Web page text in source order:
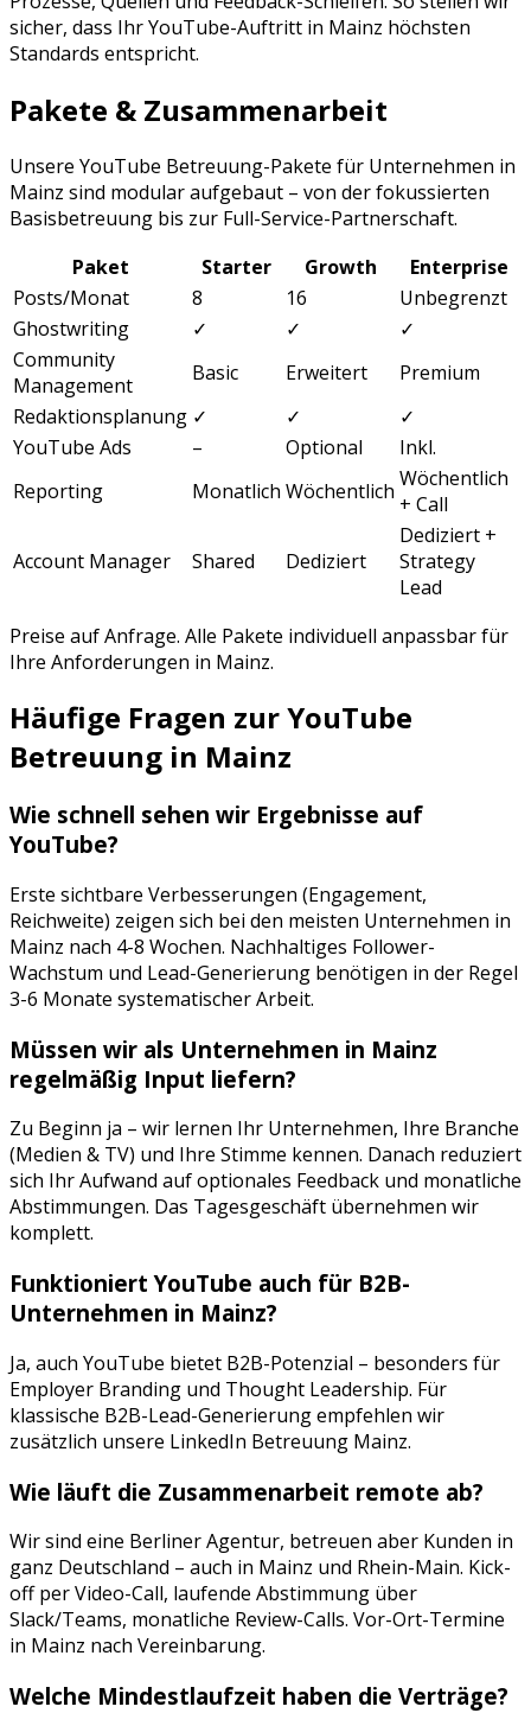
sicher, dass IhrYouTube-Auftritt in Mainz höchsten
Standards entspricht.
Pakete & Zusammenarbeit
Unsere YouTube Betreuung-Pakete für Unternehmen in
Mainz sind modular aufgebaut – von der fokussierten
Basisbetreuung bis zur Full-Service-Partnerschaft.
Paket
Starter Growth
Enterprise
Posts/Monat
8 16
Unbegrenzt
Ghostwriting
✓ ✓
✓
Community
Management
Basic Erweitert
Premium
Redaktionsplanung ✓ ✓
✓
YouTube Ads
– Optional
Inkl.
Reporting
Monatlich Wöchentlich Wöchentlich
+ Call
Account Manager Shared Dediziert
Dediziert +
Strategy
Lead
Preise auf Anfrage. Alle Pakete individuell anpassbar für
Ihre Anforderungen in Mainz.
Häufige Fragen zurYouTube
Betreuung in Mainz
Wie schnell sehen wir Ergebnisse auf
YouTube?
Erste sichtbare Verbesserungen (Engagement,
Reichweite) zeigen sich bei den meisten Unternehmen in
Mainz nach 4-8 Wochen. Nachhaltiges Follower-
Wachstum und Lead-Generierung benötigen in der Regel
3-6 Monate systematischer Arbeit.
Müssen wir als Unternehmen in Mainz
regelmäßig Input liefern?
Zu Beginn ja – wir lernen Ihr Unternehmen, Ihre Branche
(Medien & TV) und Ihre Stimme kennen. Danach reduziert
sich Ihr Aufwand auf optionales Feedback und monatliche
Abstimmungen. Das Tagesgeschäft übernehmen wir
komplett.
FunktioniertYouTube auch für B2B-
Unternehmen in Mainz?
Ja, auch YouTube bietet B2B-Potenzial – besonders für
Employer Branding und Thought Leadership. Für
klassische B2B-Lead-Generierung empfehlen wir
zusätzlich unsere LinkedIn Betreuung Mainz.
Wie läuft die Zusammenarbeit remote ab?
Wir sind eine Berliner Agentur, betreuen aber Kunden in
ganz Deutschland – auch in Mainz und Rhein-Main. Kick-
off per Video-Call, laufende Abstimmung über
Slack/Teams, monatliche Review-Calls. Vor-Ort-Termine
in Mainz nach Vereinbarung.
Welche Mindestlaufzeit haben die Verträge?